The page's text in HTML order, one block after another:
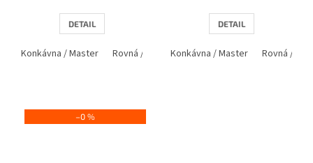
DETAIL
Konkávna / Master Rovná / Classic Penholder / PEN
DETAIL
Konkávna / Master Rovná /
–0 %